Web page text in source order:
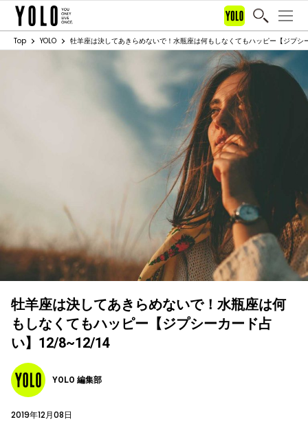
Top YOLO 牡羊座は決してあきらめないで！水瓶座は何もしなくてもハッピー【ジプシ
牡羊座は決してあきらめないで！水瓶座は何
もしなくてもハッピー【ジプシーカード占
い】12/8~12/14
YOLO 編集部
2019年12月08日